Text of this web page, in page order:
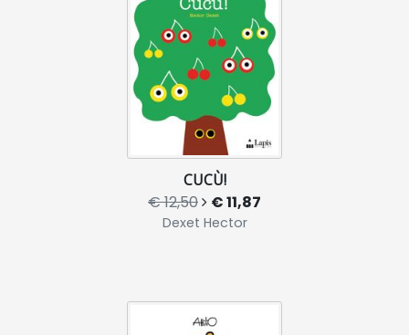
CUCÙ!
€ 12,50 € 11,87
Dexet Hector